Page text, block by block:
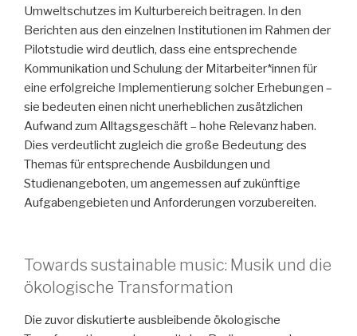
Umweltschutzes im Kulturbereich beitragen. In den
Berichten aus den einzelnen Institutionen im Rahmen der
Pilotstudie wird deutlich, dass eine entsprechende
Kommunikation und Schulung der Mitarbeiter*innen für
eine erfolgreiche Implementierung solcher Erhebungen –
sie bedeuten einen nicht unerheblichen zusätzlichen
Aufwand zum Alltagsgeschäft – hohe Relevanz haben.
Dies verdeutlicht zugleich die große Bedeutung des
Themas für entsprechende Ausbildungen und
Studienangeboten, um angemessen auf zukünftige
Aufgabengebieten und Anforderungen vorzubereiten.
Towards sustainable music: Musik und die
ökologische Transformation
Die zuvor diskutierte ausbleibende ökologische